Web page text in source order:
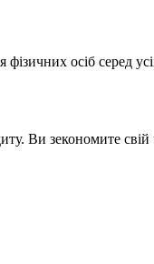
осіб серед
Ви зекономите